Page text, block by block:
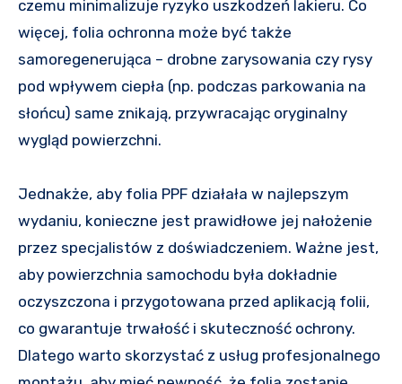
czemu minimalizuje ryzyko uszkodzeń lakieru. Co
więcej, folia ochronna może być także
samoregenerująca – drobne zarysowania czy rysy
pod wpływem ciepła (np. podczas parkowania na
słońcu) same znikają, przywracając oryginalny
wygląd powierzchni.
Jednakże, aby folia PPF działała w najlepszym
wydaniu, konieczne jest prawidłowe jej nałożenie
przez specjalistów z doświadczeniem. Ważne jest,
aby powierzchnia samochodu była dokładnie
oczyszczona i przygotowana przed aplikacją folii,
co gwarantuje trwałość i skuteczność ochrony.
Dlatego warto skorzystać z usług profesjonalnego